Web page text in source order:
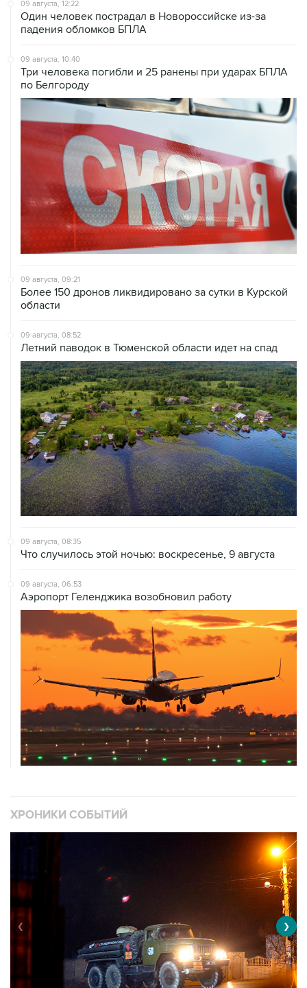
09 августа, 12:22
Один человек пострадал в Новороссийске из-за
падения обломков БПЛА
09 августа, 10:40
Три человека погибли и 25 ранены при ударах БПЛА
по Белгороду
09 августа, 09:21
Более 150 дронов ликвидировано за сутки в Курской
области
09 августа, 08:52
Летний паводок в Тюменской области идет на спад
09 августа, 08:35
Что случилось этой ночью: воскресенье, 9 августа
09 августа, 06:53
Аэропорт Геленджика возобновил работу
ХРОНИКИ СОБЫТИЙ
❮ ❯